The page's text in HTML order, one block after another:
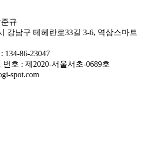
규
강남구 테헤란로33길 3-6, 역삼스마트
134-86-23047
호 : 제2020-서울서초-0689호
spot.com